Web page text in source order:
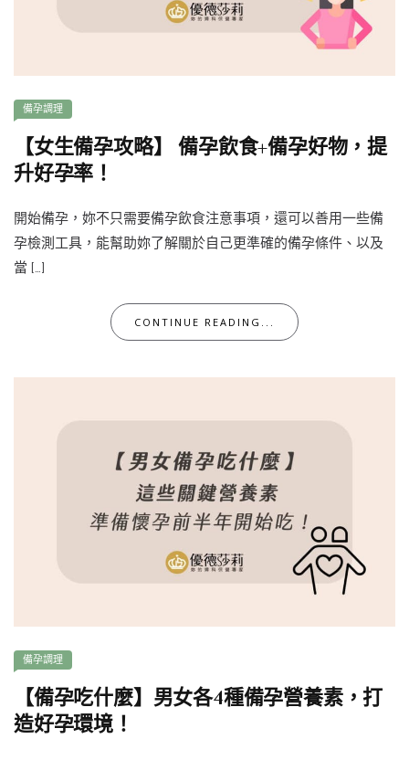
備孕調理
【女生備孕攻略】 備孕飲食+備孕好物，提
升好孕率！
開始備孕，妳不只需要備孕飲食注意事項，還可以善用一些備
孕檢測工具，能幫助妳了解關於自己更準確的備孕條件、以及
當 […]
CONTINUE READING...
備孕調理
【備孕吃什麼】男女各4種備孕營養素，打
造好孕環境！